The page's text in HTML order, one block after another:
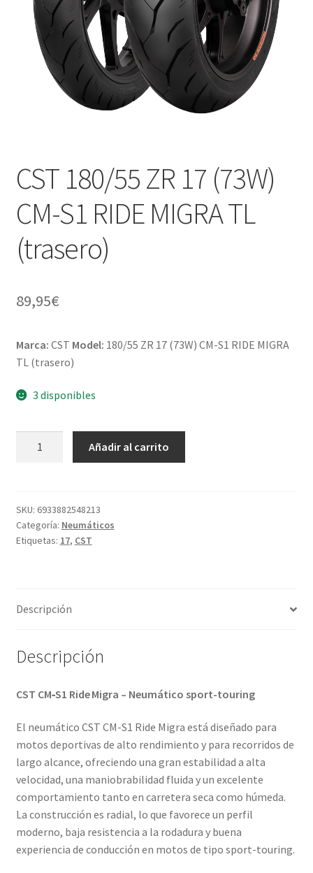
CST 180/55 ZR 17 (73W)
CM-S1 RIDE MIGRA TL
(trasero)
89,95€
Marca: CST Model: 180/55 ZR 17 (73W) CM-S1 RIDE MIGRA
TL (trasero)
3 disponibles
(73W)
CM-
S1
(trasero)
Añadir al carrito
SKU: 6933882548213
Categoría: Neumáticos
Etiquetas: 17, CST
Descripción
Descripción
CST CM‑S1 Ride Migra – Neumático sport-touring
El neumático CST CM-S1 Ride Migra está diseñado para
motos deportivas de alto rendimiento y para recorridos de
largo alcance, ofreciendo una gran estabilidad a alta
velocidad, una maniobrabilidad fluida y un excelente
comportamiento tanto en carretera seca como húmeda.
La construcción es radial, lo que favorece un perfil
moderno, baja resistencia a la rodadura y buena
experiencia de conducción en motos de tipo sport-touring.